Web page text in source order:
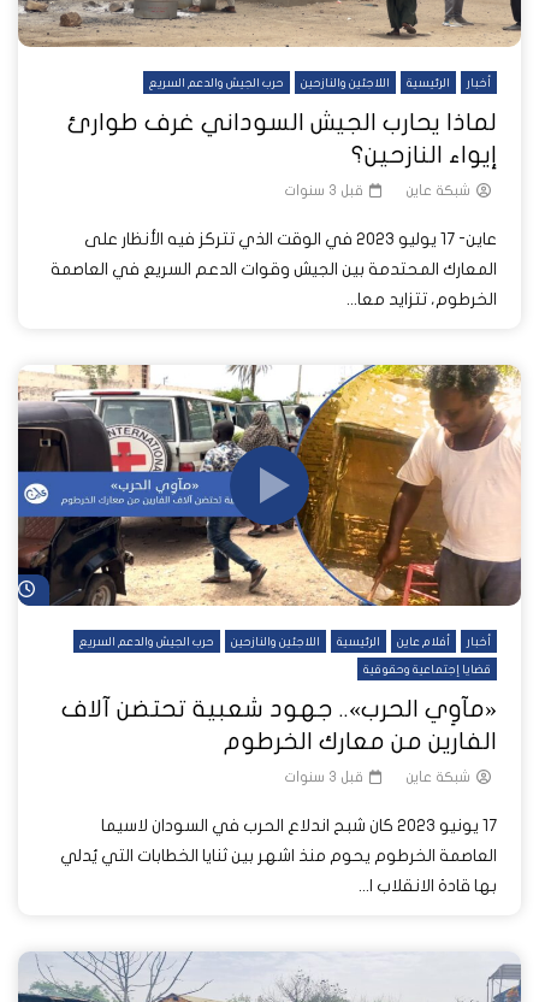
أخبار الرئيسية اللاجئين والنازحين حرب الجيش والدعم السريع
لماذا يحارب الجيش السوداني غرف طوارئ
إيواء النازحين؟
شبكة عاين قبل 3 سنوات
عاين- 17 يوليو 2023 في الوقت الذي تتركز فيه الأنظار على
المعارك المحتدمة بين الجيش وقوات الدعم السريع في العاصمة
الخرطوم، تتزايد معا...
أخبار أفلام عاين الرئيسية اللاجئين والنازحين حرب الجيش والدعم السريع
قضايا إجتماعية وحقوقية
«مآوِي الحرب».. جهود شعبية تحتضن آلاف
الفارين من معارك الخرطوم
شبكة عاين قبل 3 سنوات
17 يونيو 2023 كان شبح اندلاع الحرب في السودان لاسيما
العاصمة الخرطوم يحوم منذ اشهر بين ثنايا الخطابات التي يُدلي
بها قادة الانقلاب ا...